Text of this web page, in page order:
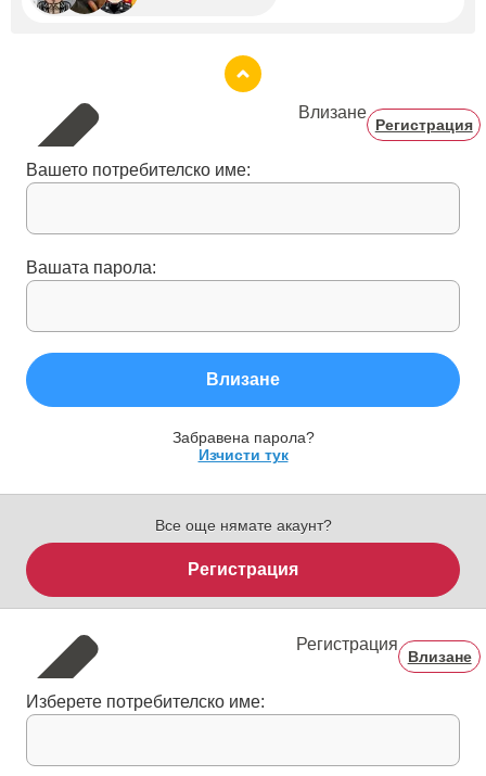
Влизане
Регистрация
Вашето потребителско име:
Вашата парола:
Влизане
Забравена парола?
Изчисти тук
Все още нямате акаунт?
Регистрация
Регистрация
Влизане
Изберете потребителско име: